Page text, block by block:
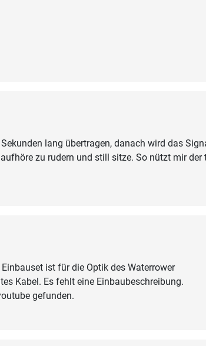
lang übertragen, danach wird das
zu rudern und still sitze. So nützt mir der
ist für die Optik des Waterrower
Kabel. Es fehlt eine Einbaubeschreibung.
gefunden.